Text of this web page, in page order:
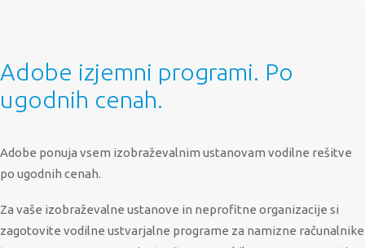
O PODJETJU
KONTAKTI
Adobe izjemni programi. Po
ugodnih cenah.
Adobe ponuja vsem izobraževalnim ustanovam vodilne rešitve
po ugodnih cenah.
Za vaše izobraževalne ustanove in neprofitne organizacije si
zagotovite vodilne ustvarjalne programe za namizne računalnike